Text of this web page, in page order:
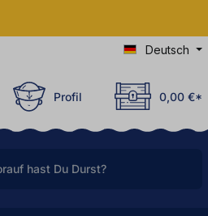
Deutsch
Profil 0,00 €*